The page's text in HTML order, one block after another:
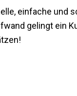
einfache und
gelingt ein